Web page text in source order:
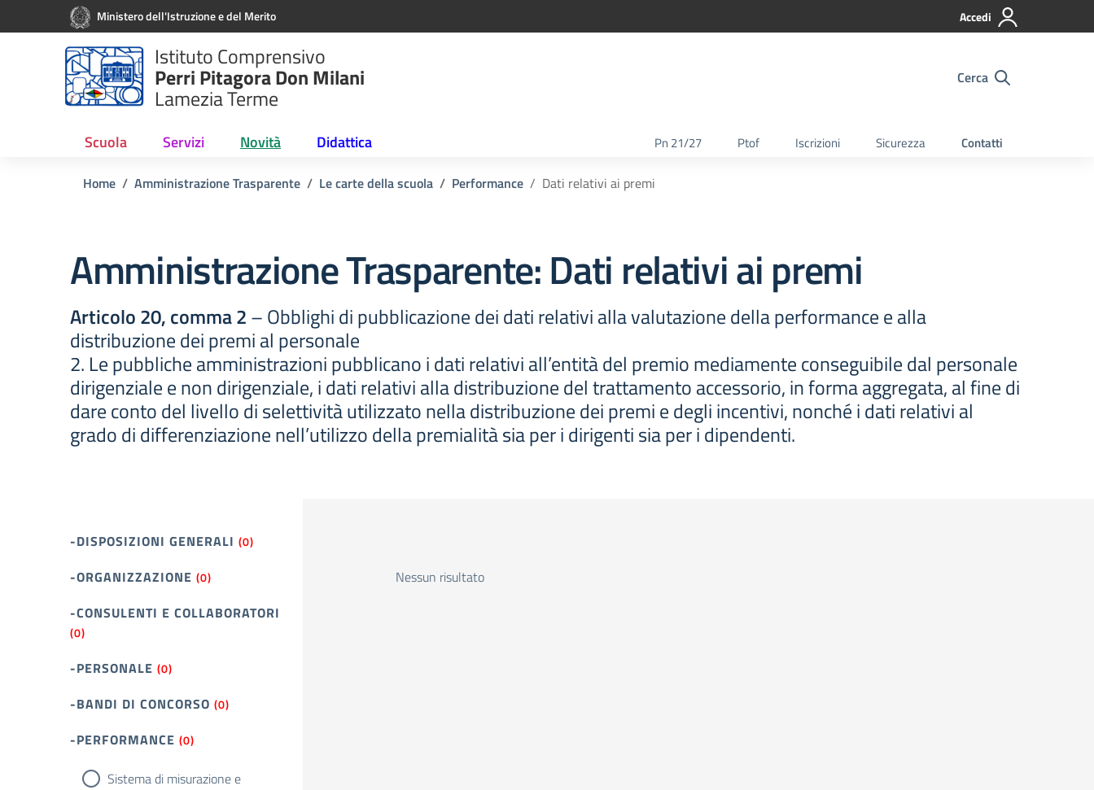
Vai ai contenuti
Vai al menu di navigazioneMinistero dell'Istruzione e del Merito Accedi
Istituto Comprensivo
Perri Pitagora Don Milani
Lamezia Terme
Cerca
Scuola Servizi Novità Didattica Pn 21/27 Ptof Iscrizioni Sicurezza Contatti
Home Amministrazione Trasparente Le carte della scuola Performance Dati relativi ai premi
Amministrazione Trasparente:Dati relativi ai premi
Articolo 20, comma 2– Obblighi di pubblicazione dei dati relativi alla valutazione della performance e alla
distribuzione dei premi al personale
2. Le pubbliche amministrazioni pubblicano i dati relativi all’entità del premio mediamente conseguibile dal personale
dirigenziale e non dirigenziale, i dati relativi alla distribuzione del trattamento accessorio, in forma aggregata, al fine di
dare conto del livello di selettività utilizzato nella distribuzione dei premi e degli incentivi, nonché i dati relativi al
grado di differenziazione nell’utilizzo della premialità sia per i dirigenti sia per i dipendenti.
-DISPOSIZIONI GENERALI (0)
-ORGANIZZAZIONE (0)
-CONSULENTI E COLLABORATORI
(0)
-PERSONALE (0)
-BANDI DI CONCORSO (0)
-PERFORMANCE (0)
Sistema di misurazione e
Nessun risultato